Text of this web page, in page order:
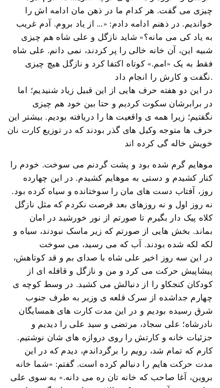
چیزی می گفت. هر کدام ما در ذهن مان ادامه اش را
خواندیم. در ذهنم ادامه دادم: «… از یاد بروم. آدم غریب
به یاد کی می مانه؟» شاید نازگل و علی شاه هم چیزی
شبیه این، آن خانه خالی را پر کردند، نمی دانم. علی شاه
فقط به یک «امم.» کوتاه اکتفا کرد و نازگل هیچ چیزی
نگفت و کارش را انجام داد.
در این دو هفته حرف هایی از این قبیل زیاد شنیدیم؛ اما
در برابرشان سکوت کردیم و حتا بین خود هم چیزی
نگفتیم؛ زیرا همه ی واقعیت ها را دریافته بودیم. بیشتر این
حرف ها متوجه وکیل های گذر بودند که در توزیع کارت نان
خویش خاله گی کرده اند
موهایم گرم شده بود و پشت گردنم می سوخت. خودم را
کنار کشیدم و دستی به موهایم کشیدم. در این چهارده
روز، آفتاب دست های مان را سوختانده و سیاه کرده بود.
نه روز اول و نه روزهای بعد فرصت نکردم که مثل نازگل
کلاه پیک دار بگیرم تا صورتم از نور خورشید در امان
بماند. بخش هایی از صورتم که زیر ماسک نبودند، سیاه و
لکه لکه شده بودند. آب که می رسید، می سوخت
در این سه روز اخیر علی شاه با صدای بم و قد کوتاهش،
پیشاپیش حرکت می کرد و من و نازگل و قافله ای از
کودکان کنجکاو را از دنبالش می کشید. در وسط کوچه ی
چهارم جداشده از سرک قلعه ی وزیر به طرف جنوب
شرق رسیده بودیم و در این مدت کارت های همسایگان
نادرشاه؛ علی سجاد، مرتضی و سید علی را دیدیم و
جزئیات خانه و کارتش را روی دروازه های شان نوشتیم.
کارم که تمام شد، رویم را برگرداندم، دیدم که در این
مدت حرکت هایم را دنبالم کرده است. گفتم: «شما خانه
بروین، آغا صاحب که خانه تان ره می دانه.» به سوی علی